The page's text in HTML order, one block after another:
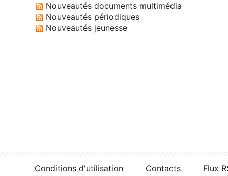
Nouveautés documents multimédia
Nouveautés périodiques
Nouveautés jeunesse
Conditions d'utilisation Contacts
Flux